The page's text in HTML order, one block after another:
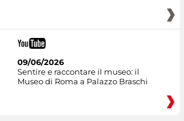
09/06/2026
Sentire e raccontare il museo: il
Museo di Roma a Palazzo Braschi